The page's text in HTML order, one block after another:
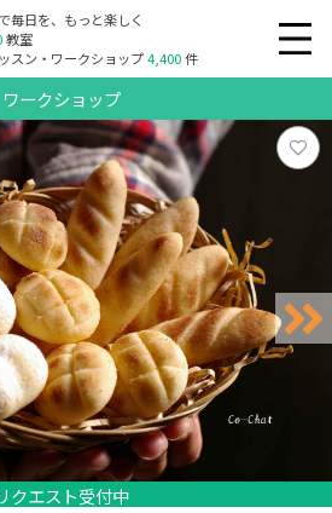
毎日を、もっと楽しく
教室
スン・ワークショップ4,400件
ワークショップ
クエスト受付中
クエスト受付中
クエスト受付中
クエスト受付中
クエスト受付中